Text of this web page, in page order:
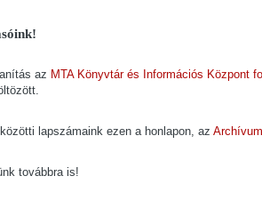
az MTA Könyvtár és Információs Központ
lapszámaink ezen a honlapon, az
továbbra is!